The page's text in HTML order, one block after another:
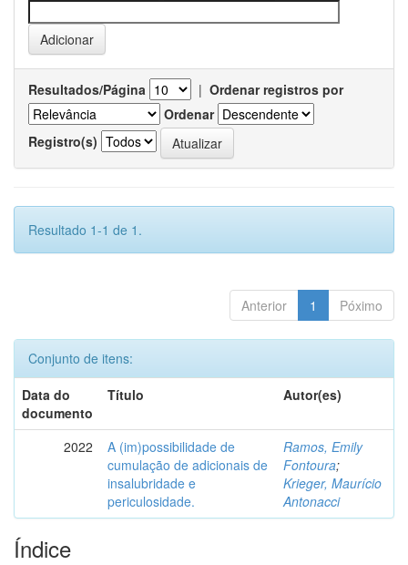
Resultados/Página | Ordenar registros por
Ordenar
Registro(s)
Resultado 1-1 de 1.
Anterior 1 Póximo
Conjunto de itens:
Data do
documento
Título Autor(es)
2022
A (im)possibilidade de
cumulação de adicionais de
insalubridade e
periculosidade.
Ramos, Emily
Fontoura;
Krieger, Maurício
Antonacci
Índice